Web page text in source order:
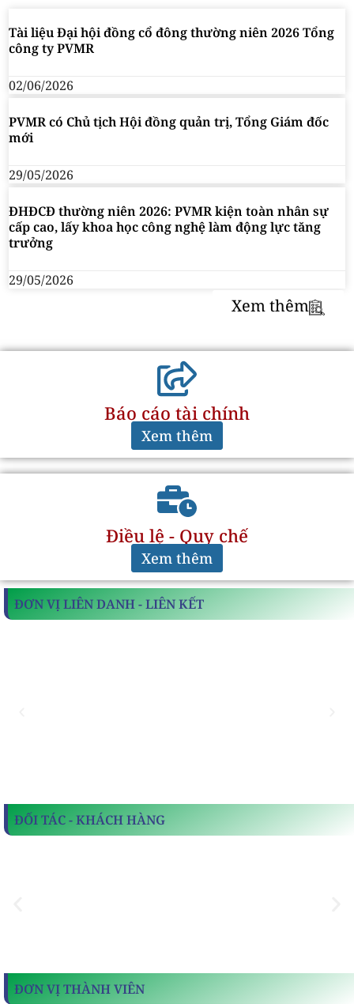
Tài liệu Đại hội đồng cổ đông thường niên 2026 Tổng
công ty PVMR
02/06/2026
PVMR có Chủ tịch Hội đồng quản trị, Tổng Giám đốc
mới
29/05/2026
ĐHĐCĐ thường niên 2026: PVMR kiện toàn nhân sự
cấp cao, lấy khoa học công nghệ làm động lực tăng
trưởng
29/05/2026
Xem thêm
Báo cáo tài chính
Xem thêm
Điều lệ - Quy chế
Xem thêm
ĐƠN VỊ LIÊN DANH - LIÊN KẾT
ĐỐI TÁC - KHÁCH HÀNG
ĐƠN VỊ THÀNH VIÊN